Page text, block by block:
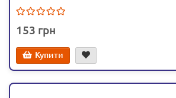
153
Купити